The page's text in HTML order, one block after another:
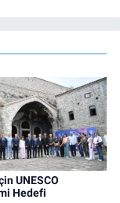
UNESCO
Hedefi